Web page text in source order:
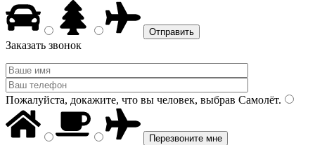
Заказать звонок
Пожалуйста, докажите, что вы человек, выбрав Самолёт.